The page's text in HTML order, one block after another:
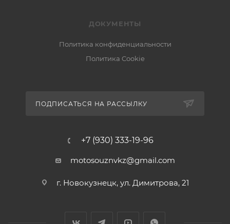
ДОКУМЕНТЫ
Политика конфиденциальности
Политика Cookie
ПОДПИСАТЬСЯ НА РАССЫЛКУ
+7 (930) 333-19-96
motosouznvkz@gmail.com
г. Новокузнецк, ул. Димитрова, 21